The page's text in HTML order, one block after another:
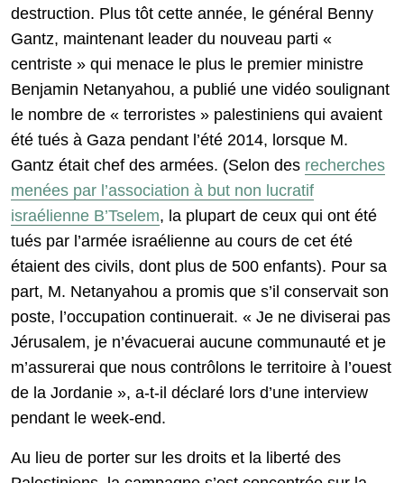
destruction. Plus tôt cette année, le général Benny
Gantz, maintenant leader du nouveau parti «
centriste » qui menace le plus le premier ministre
Benjamin Netanyahou, a publié une vidéo soulignant
le nombre de « terroristes » palestiniens qui avaient
été tués à Gaza pendant l’été 2014, lorsque M.
Gantz était chef des armées. (Selon des recherches
menées par l’association à but non lucratif
israélienne B’Tselem, la plupart de ceux qui ont été
tués par l’armée israélienne au cours de cet été
étaient des civils, dont plus de 500 enfants). Pour sa
part, M. Netanyahou a promis que s’il conservait son
poste, l’occupation continuerait. « Je ne diviserai pas
Jérusalem, je n’évacuerai aucune communauté et je
m’assurerai que nous contrôlons le territoire à l’ouest
de la Jordanie », a-t-il déclaré lors d’une interview
pendant le week-end.
Au lieu de porter sur les droits et la liberté des